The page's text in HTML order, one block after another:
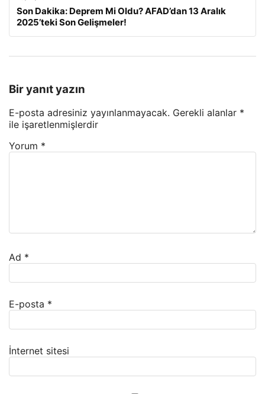
Son Dakika: Deprem Mi Oldu? AFAD’dan 13 Aralık
2025’teki Son Gelişmeler!
Bir yanıt yazın
E-posta adresiniz yayınlanmayacak. Gerekli alanlar *
ile işaretlenmişlerdir
Yorum *
Ad *
E-posta *
İnternet sitesi